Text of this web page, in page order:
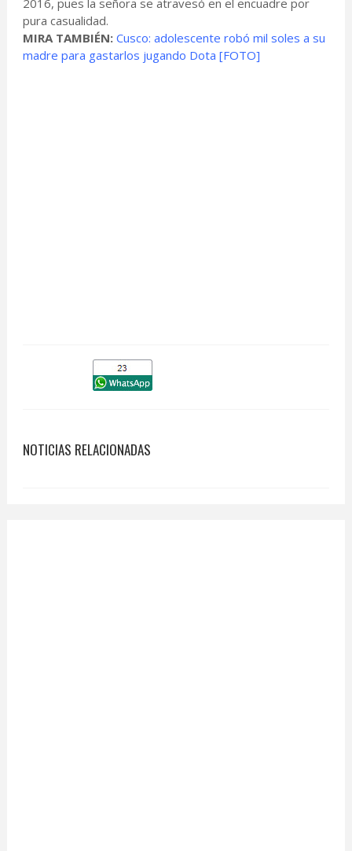
2016, pues la señora se atravesó en el encuadre por
pura casualidad.
MIRA TAMBIÉN: Cusco: adolescente robó mil soles a su
madre para gastarlos jugando Dota [FOTO]
NOTICIAS RELACIONADAS